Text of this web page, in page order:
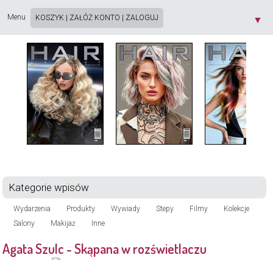
Menu ▼
KOSZYK ZAŁÓŻ KONTO ZALOGUJ
Kategorie wpisów
Wydarzenia Produkty Wywiady Stepy Filmy
Kolekcje
Salony
Makijaż Inne
Agata Szulc - Skąpana w rozświetlaczu
cookie, zgodnie z aktualnymi ustawieniami przeglądarki. Dowiedz się więcej o
Prywatności [X]